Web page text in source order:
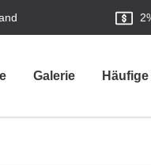
Galerie